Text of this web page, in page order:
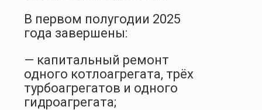
В первом полугодии 2025
года завершены:
— капитальный ремонт
одного котлоагрегата, трёх
турбоагрегатов и одного
гидроагрегата;